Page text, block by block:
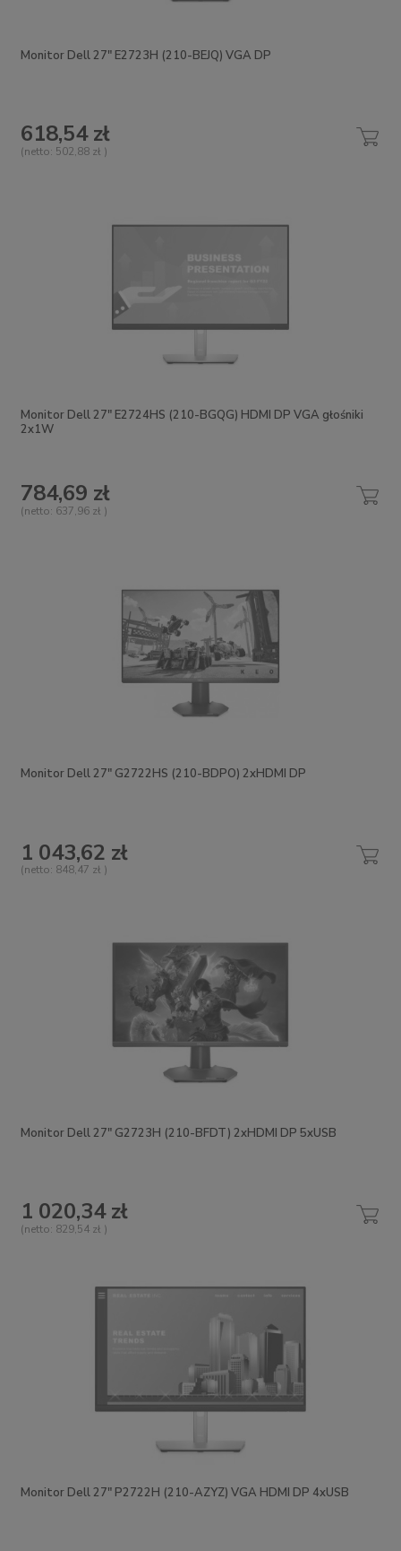
Monitor Dell 27" E2723H (210-BEJQ) VGA DP
618,54 zł
(netto: 502,88 zł )
Monitor Dell 27" E2724HS (210-BGQG) HDMI DP VGA głośniki
2x1W
784,69 zł
(netto: 637,96 zł )
Monitor Dell 27" G2722HS (210-BDPO) 2xHDMI DP
1 043,62 zł
(netto: 848,47 zł )
Monitor Dell 27" G2723H (210-BFDT) 2xHDMI DP 5xUSB
1 020,34 zł
(netto: 829,54 zł )
Monitor Dell 27" P2722H (210-AZYZ) VGA HDMI DP 4xUSB